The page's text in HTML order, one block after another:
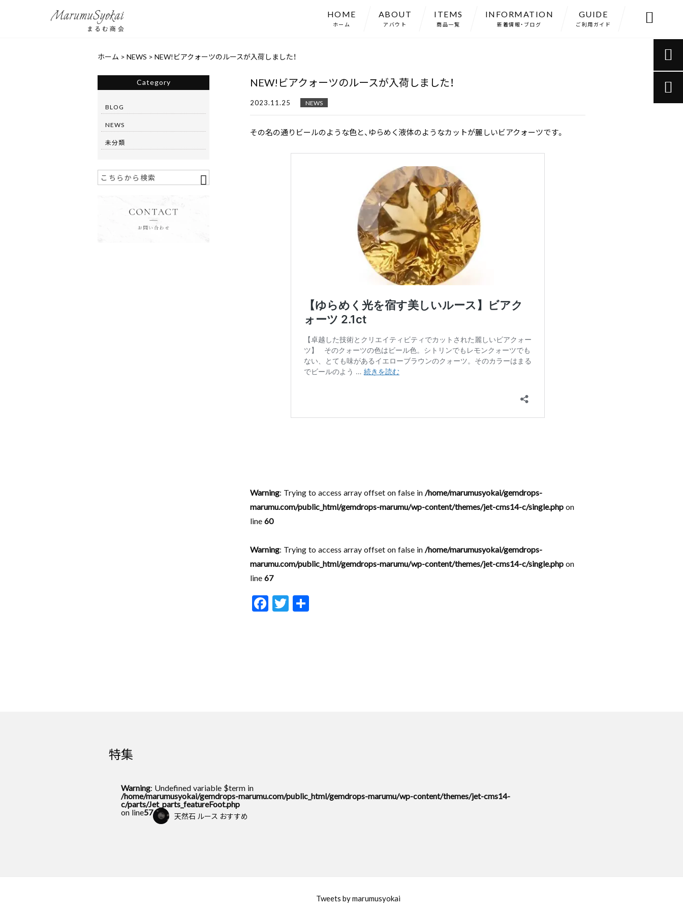
HOME
ホーム
ABOUT
アバウト
ITEMS
商品一覧
INFORMATION
新着情報・ブログ
GUIDE
ご利用ガイド 
ホーム > NEWS > NEW!ビアクォーツのルースが入荷しました！
NEW!ビアクォーツのルースが入荷しました！
2023.11.25 NEWS
その名の通りビールのような色と、ゆらめく液体のようなカットが麗しいビアクォーツです。
Warning: Trying to access array offset on false in/home/marumusyokai/gemdrops-
marumu.com/public_html/gemdrops-marumu/wp-content/themes/jet-cms14-c/single.phpon
line60
Warning: Trying to access array offset on false in/home/marumusyokai/gemdrops-
marumu.com/public_html/gemdrops-marumu/wp-content/themes/jet-cms14-c/single.phpon
line67
F
ac
T
w
Category
BLOG
NEWS
未分類
特集
Warning: Undefined variable $term in
/home/marumusyokai/gemdrops-marumu.com/public_html/gemdrops-marumu/wp-content/themes/jet-cms14-
c/parts/Jet_parts_featureFoot.php
on line57 天然石 ルース おすすめ
Tweets by marumusyokai

